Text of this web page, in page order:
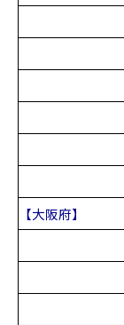
【大阪府】